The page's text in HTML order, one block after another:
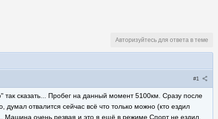
Авторизуйтесь для ответа в теме
#1
сказать... Пробег на данный момент 5100км. Сразу после
отвалится сейчас всё что только можно (кто ездил
Машина очень резвая и это я ещё в режиме Спорт не ездил,